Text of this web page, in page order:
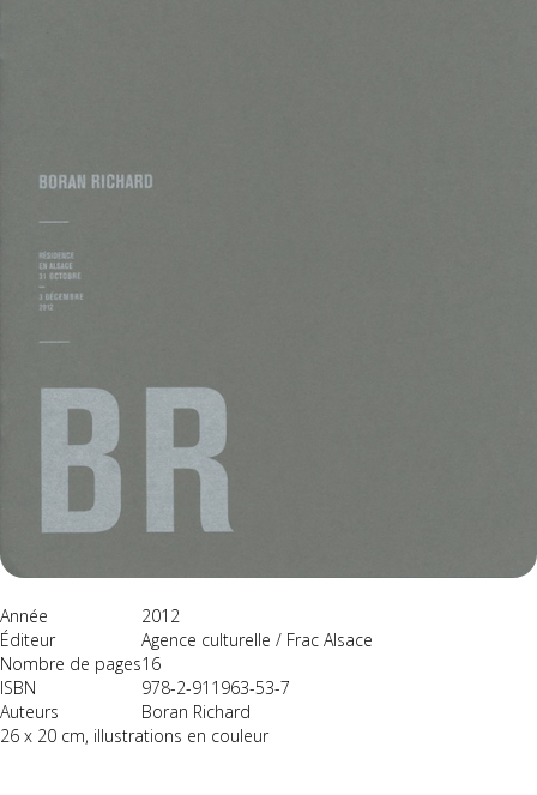
Année
2012
Éditeur
Agence culturelle / Frac Alsace
Nombre de pages16
ISBN
978-2-911963-53-7
Auteurs
Boran Richard
26 x 20 cm, illustrations en couleur